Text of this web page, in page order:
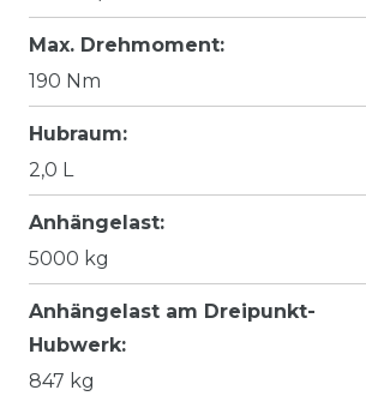
Max. Drehmoment:
190 Nm
Hubraum:
2,0 L
Anhängelast:
5000 kg
Anhängelast am Dreipunkt-
Hubwerk:
847 kg